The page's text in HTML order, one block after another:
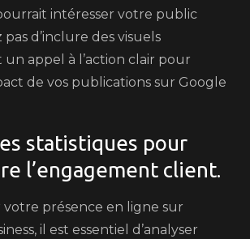
intéresser votre public
pas d’inclure des visuels
appel à l’action clair pour
de vos publications sur Google
statistiques pour
l’engagement client.
présence en ligne sur
il est essentiel d’analyser